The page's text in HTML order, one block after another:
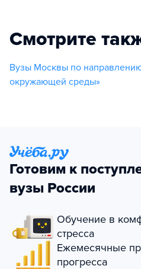
Смотрите
Вузы Москвы по
окружающей среды»
Готовим к
вузы России
Обучение в
стресса
Ежемесячные
прогресса